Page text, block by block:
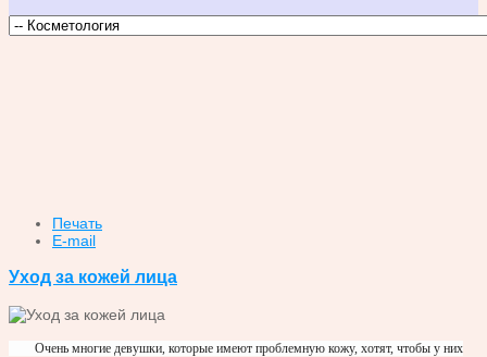
Печать
E-mail
Уход за кожей лица
Очень многие девушки, которые имеют проблемную кожу, хотят, чтобы у них